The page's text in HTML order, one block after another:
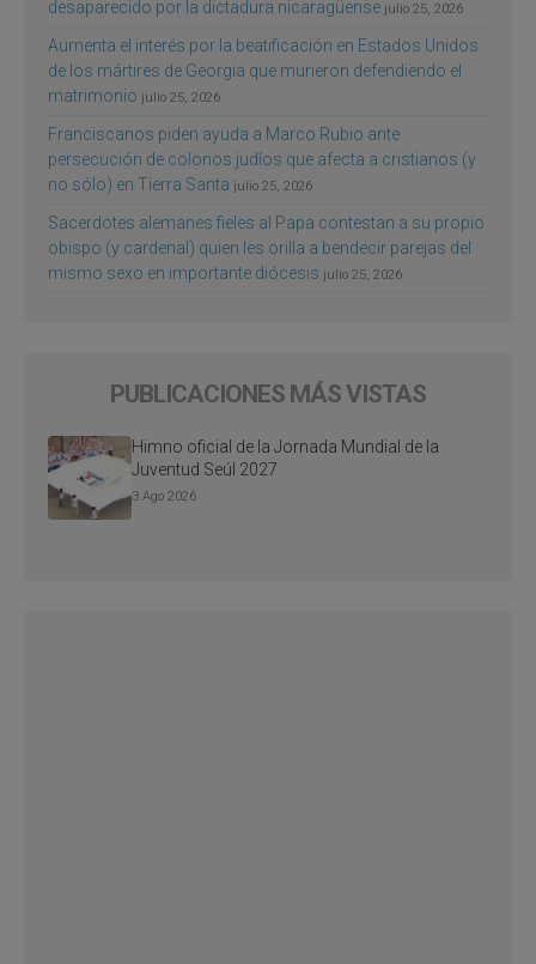
desaparecido por la dictadura nicaragüense julio 25, 2026
Aumenta el interés por la beatificación en Estados Unidos
de los mártires de Georgia que murieron defendiendo el
matrimonio julio 25, 2026
Franciscanos piden ayuda a Marco Rubio ante
persecución de colonos judíos que afecta a cristianos (y
no sólo) en Tierra Santa julio 25, 2026
Sacerdotes alemanes fieles al Papa contestan a su propio
obispo (y cardenal) quien les orilla a bendecir parejas del
mismo sexo en importante diócesis julio 25, 2026
PUBLICACIONES MÁS VISTAS
Himno oficial de la Jornada Mundial de la
Juventud Seúl 2027
3 Ago 2026